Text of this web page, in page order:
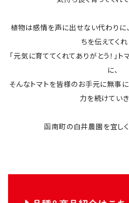
植物は感情を声に出せない代わりに
ちを伝えてくれ
「元気に育ててくれてありがとう！」
に、
そんなトマトを皆様のお手元に無事
力を続けていき
函南町の白井農園を宜しく